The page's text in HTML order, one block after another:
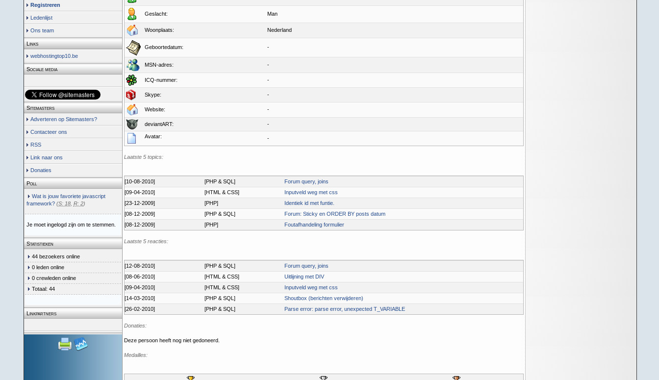
Registreren
Ledenlijst
Ons team
Links
webhostingtop10.be
Sociale media
Sitemasters
Adverteren op Sitemasters?
Contacteer ons
RSS
Link naar ons
Donaties
Poll
Wat is jouw favoriete javascript
framework? (S: 18, R: 2)
Je moet ingelogd zijn om te stemmen.
Statistieken
44 bezoekers online
0 leden online
0 crewleden online
Totaal: 44
Linkpartners
Geslacht: Man
Woonplaats: Nederland
Geboortedatum: -
MSN-adres: -
ICQ-nummer: -
Skype: -
Website: -
deviantART: -
Avatar: -
Laatste 5 topics:
[10-08-2010] [PHP & SQL]
Forum query, joins
[09-04-2010]
[HTML & CSS]
Inputveld weg met css
[23-12-2009]
[PHP]
Identiek id met funtie.
[08-12-2009]
[PHP & SQL]
Forum: Sticky en ORDER BY posts datum
[08-12-2009]
[PHP] Foutafhandeling formulier
Laatste 5 reacties:
[12-08-2010] [PHP & SQL]
Forum query, joins
[08-06-2010]
[HTML & CSS]
Uitlijning met DIV
[09-04-2010]
[HTML & CSS]
Inputveld weg met css
[14-03-2010]
[PHP & SQL]
Shoutbox (berichten verwijderen)
[26-02-2010]
[PHP & SQL] Parse error: parse error, unexpected T_VARIABLE
Donaties:
Deze persoon heeft nog niet gedoneerd.
Medailles: